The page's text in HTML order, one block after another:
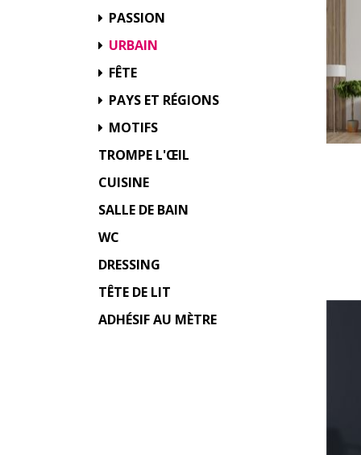
PASSION
URBAIN
FÊTE
PAYS ET RÉGIONS
MOTIFS
TROMPE L'ŒIL
CUISINE
SALLE DE BAIN
WC
DRESSING
TÊTE DE LIT
ADHÉSIF AU MÈTRE